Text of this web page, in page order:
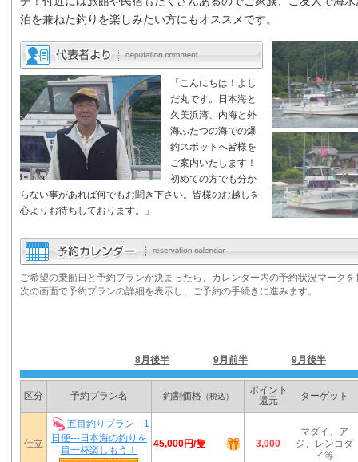
泊を兼ねた釣りを楽しみたい方にもオススメです。
「こんにちは！よし
だ丸です。日本海と
久美浜湾、内海と外
海ふたつの海での爆
釣スポットへ皆様を
ご案内いたします！
初めての方でも分か
らない事があれば何でもお聞き下さい。皆様のお越しを
心よりお待ちしております。」
ご希望の乗船日と予約プランが決まったら、カレンダー内の予約状況マーク
次の画面で予約プランの詳細を表示し、ご予約の手続きに進みます。
8月後半 9月前半 9月後半
区分 予約プラン名 釣割価格（税込）
ポイント
還元
ターゲット
仕立
五目釣りプラン---1
日便---日本海の釣りを
目一杯楽しもう！
45,000円/隻 3,000
マダイ、ア
ジ、レンコダ
イ等